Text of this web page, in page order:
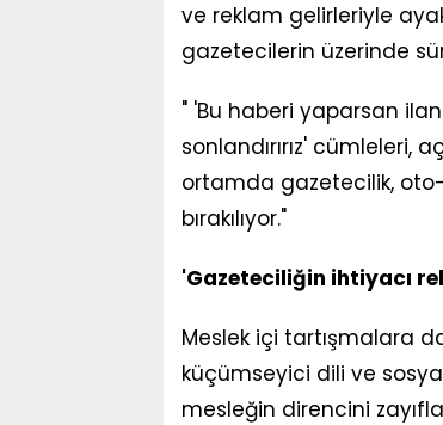
ve reklam gelirleriyle
gazetecilerin üzerinde
" 'Bu haberi yaparsan
sonlandırırız' cümleleri,
ortamda gazetecilik, oto-
bırakılıyor."
'Gazeteciliğin ihtiyacı
Meslek içi tartışmalara
küçümseyici dili ve
mesleğin direncini